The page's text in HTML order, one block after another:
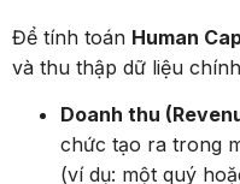
Để tính toán Human
và thu thập dữ liệu
Doanh thu
chức tạo ra trong
(ví dụ: một quý